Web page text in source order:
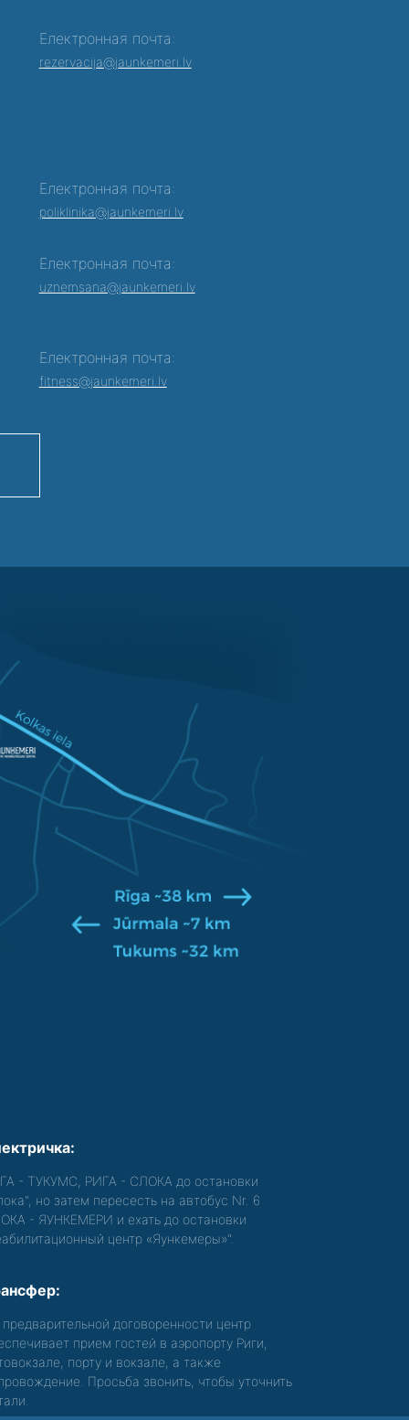
Електронная почта:
rezervacija@jaunkemeri.lv
Електронная почта:
poliklinika@jaunkemeri.lv
Електронная почта:
uznemsana@jaunkemeri.lv
Електронная почта:
fitness@jaunkemeri.lv
- ТУКУМС, РИГА - СЛОКА до остановки
но затем пересесть на автобус Nr. 6
- ЯУНКЕМЕРИ и ехать до остановки
центр «Яункемеры»".
договоренности центр
прием гостей в аэропорту Риги,
порту и вокзале, а также
Просьба звонить, чтобы уточнить